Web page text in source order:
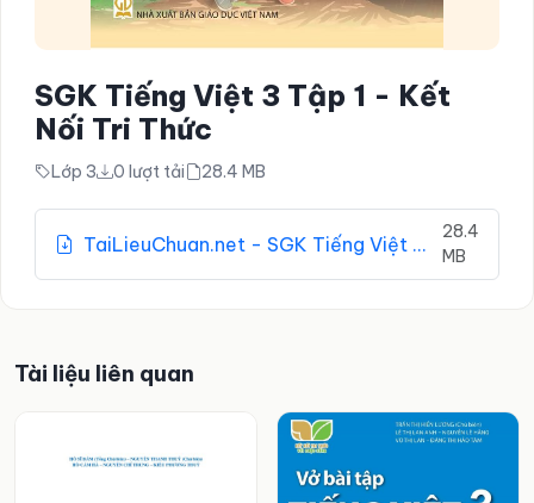
SGK Tiếng Việt 3 Tập 1 - Kết
Nối Tri Thức
Lớp 3 0 lượt tải 28.4 MB
TaiLieuChuan.net - SGK Tiếng Việt 3 Tập 1 - Kết Nối Tri Thức.pdf
28.4
MB
Tài liệu liên quan